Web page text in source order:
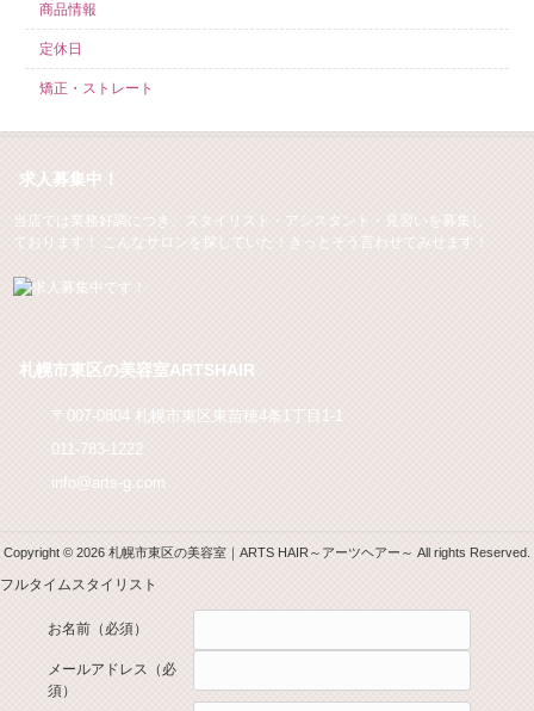
商品情報
定休日
矯正・ストレート
求人募集中！
当店では業務好調につき、スタイリスト・アシスタント・見習いを募集し
ております！ こんなサロンを探していた！きっとそう言わせてみせます！
札幌市東区の美容室ARTSHAIR
〒007-0804 札幌市東区東苗穂4条1丁目1-1
011-783-1222
info@arts-g.com
Copyright © 2026 札幌市東区の美容室｜ARTS HAIR～アーツヘアー～ All rights Reserved.
フルタイムスタイリスト
お名前 （必須）
メールアドレス （必
須）